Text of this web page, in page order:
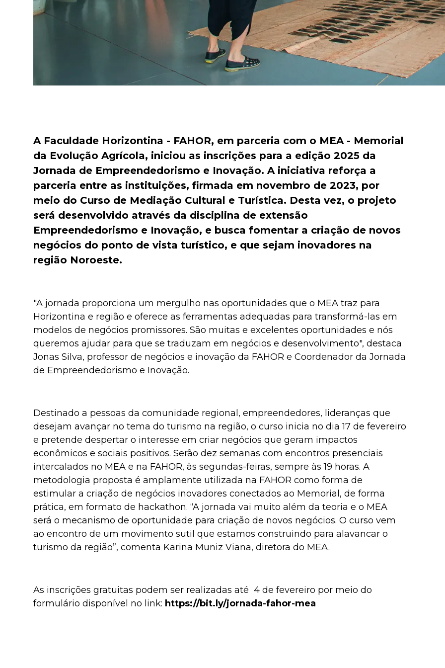
A Faculdade Horizontina - FAHOR, em parceria com o MEA - Memorial
da Evolução Agrícola, iniciou as inscrições para a edição 2025 da
Jornada de Empreendedorismo e Inovação. A iniciativa reforça a
parceria entre as instituições, firmada em novembro de 2023, por
meio do Curso de Mediação Cultural e Turística. Desta vez, o projeto
será desenvolvido através da disciplina de extensão
Empreendedorismo e Inovação, e busca fomentar a criação de novos
negócios do ponto de vista turístico, e que sejam inovadores na
região Noroeste.
"A jornada proporciona um mergulho nas oportunidades que o MEA traz para
Horizontina e região e oferece as ferramentas adequadas para transformá-las em
modelos de negócios promissores. São muitas e excelentes oportunidades e nós
queremos ajudar para que se traduzam em negócios e desenvolvimento", destaca
Jonas Silva, professor de negócios e inovação da FAHOR e Coordenador da Jornada
de Empreendedorismo e Inovação.
Destinado a pessoas da comunidade regional, empreendedores, lideranças que
desejam avançar no tema do turismo na região, o curso inicia no dia 17 de fevereiro
e pretende despertar o interesse em criar negócios que geram impactos
econômicos e sociais positivos. Serão dez semanas com encontros presenciais
intercalados no MEA e na FAHOR, às segundas-feiras, sempre às 19 horas. A
metodologia proposta é amplamente utilizada na FAHOR como forma de
estimular a criação de negócios inovadores conectados ao Memorial, de forma
prática, em formato de hackathon. “A jornada vai muito além da teoria e o MEA
será o mecanismo de oportunidade para criação de novos negócios. O curso vem
ao encontro de um movimento sutil que estamos construindo para alavancar o
turismo da região”, comenta Karina Muniz Viana, diretora do MEA.
As inscrições gratuitas podem ser realizadas até 4 de fevereiro por meio do
formulário disponível no link: https://bit.ly/jornada-fahor-mea